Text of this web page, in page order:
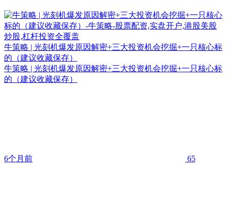
牛策略 | 光刻机爆发原因解密+三大投资机会挖掘+一只核心标
的（建议收藏保存）
牛策略 | 光刻机爆发原因解密+三大投资机会挖掘+一只核心标
的（建议收藏保存）
6个月前 65